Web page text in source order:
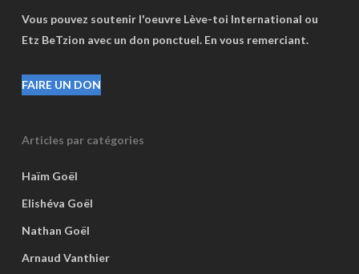
Vous pouvez soutenir l'oeuvre Lève-toi International ou
Etz BeTzion avec un don ponctuel. En vous remerciant.
FAIRE UN DON
Articles par catégories
Haïm Goël
Elishéva Goël
Nathan Goël
Arnaud Vanthier